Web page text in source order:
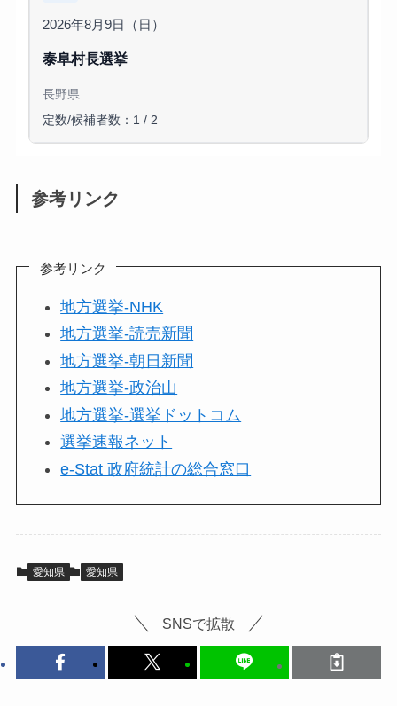
2026年8月9日（日）
泰阜村長選挙
長野県
定数/候補者数：1 / 2
参考リンク
参考リンク
地方選挙-NHK
地方選挙-読売新聞
地方選挙-朝日新聞
地方選挙-政治山
地方選挙-選挙ドットコム
選挙速報ネット
e-Stat 政府統計の総合窓口
愛知県 愛知県
SNSで拡散